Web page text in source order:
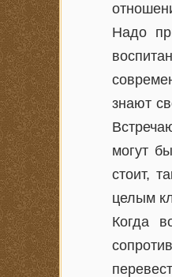
Надо
знают
могут
стоит,
целым
Когда